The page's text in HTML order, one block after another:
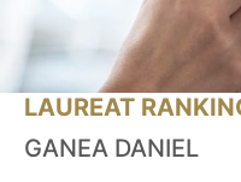
LAUREAT
GANEA DANIEL